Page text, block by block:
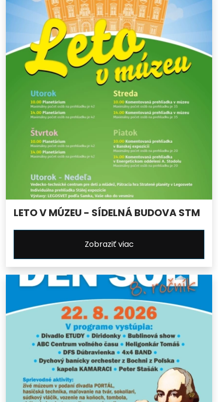
LETO V MÚZEU - SÍDELNÁ BUDOVA STM
Zobraziť viac